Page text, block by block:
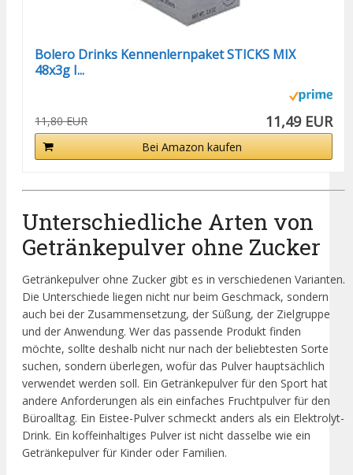
Bolero Drinks Kennenlernpaket STICKS MIX
48x3g I...
11,80 EUR 11,49 EUR
Bei Amazon kaufen
Unterschiedliche Arten von
Getränkepulver ohne Zucker
Getränkepulver ohne Zucker gibt es in verschiedenen Varianten.
Die Unterschiede liegen nicht nur beim Geschmack, sondern
auch bei der Zusammensetzung, der Süßung, der Zielgruppe
und der Anwendung. Wer das passende Produkt finden
möchte, sollte deshalb nicht nur nach der beliebtesten Sorte
suchen, sondern überlegen, wofür das Pulver hauptsächlich
verwendet werden soll. Ein Getränkepulver für den Sport hat
andere Anforderungen als ein einfaches Fruchtpulver für den
Büroalltag. Ein Eistee-Pulver schmeckt anders als ein Elektrolyt-
Drink. Ein koffeinhaltiges Pulver ist nicht dasselbe wie ein
Getränkepulver für Kinder oder Familien.